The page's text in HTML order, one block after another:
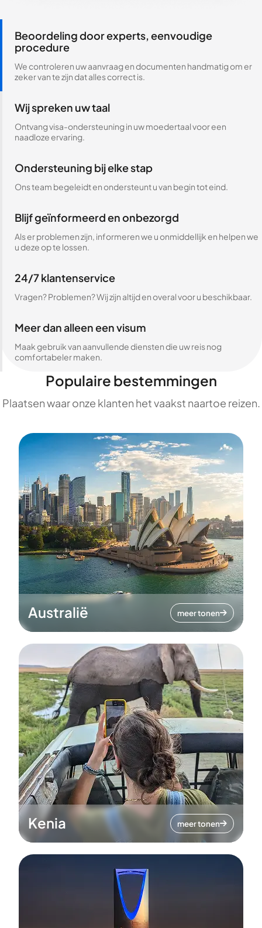
Beoordeling door experts, eenvoudige
procedure
We controleren uw aanvraag en documenten handmatig om er
zeker van te zijn dat alles correct is.
Wij spreken uw taal
Ontvang visa-ondersteuning in uw moedertaal voor een
naadloze ervaring.
Ondersteuning bij elke stap
Ons team begeleidt en ondersteunt u van begin tot eind.
Blijf geïnformeerd en onbezorgd
Als er problemen zijn, informeren we u onmiddellijk en helpen we
u deze op te lossen.
24/7 klantenservice
Vragen? Problemen? Wij zijn altijd en overal voor u beschikbaar.
Meer dan alleen een visum
Maak gebruik van aanvullende diensten die uw reis nog
comfortabeler maken.
Populaire bestemmingen
Plaatsen waar onze klanten het vaakst naartoe reizen.
Australië meer tonen
Kenia meer tonen